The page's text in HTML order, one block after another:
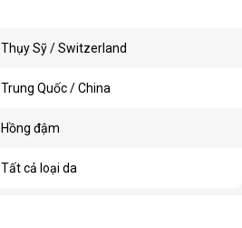
Thụy Sỹ / Switzerland
Trung Quốc / China
Hồng đậm
Tất cả loại da